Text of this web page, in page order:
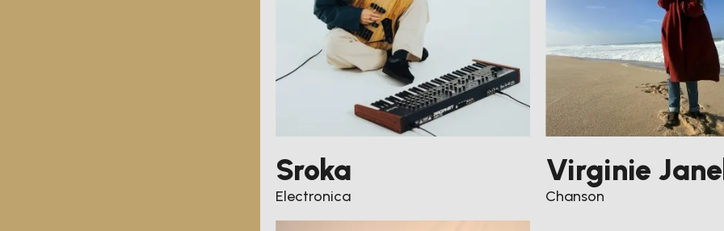
Sroka
Electronica
Virginie
Chanson